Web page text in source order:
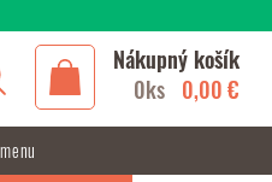
Nákupný košík
0ks 0,00 €